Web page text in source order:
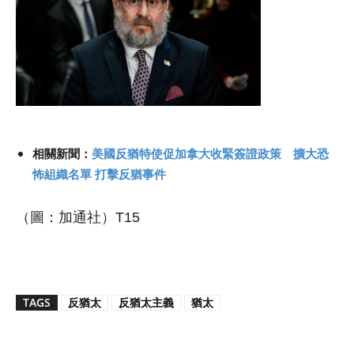
相關新聞： 美國反猶特使促加拿大收緊簽證政策 擴大恐
怖組織名單 打擊反猶事件
（圖：加通社）T15
TAGS 反猶太 反猶太主義 猶太